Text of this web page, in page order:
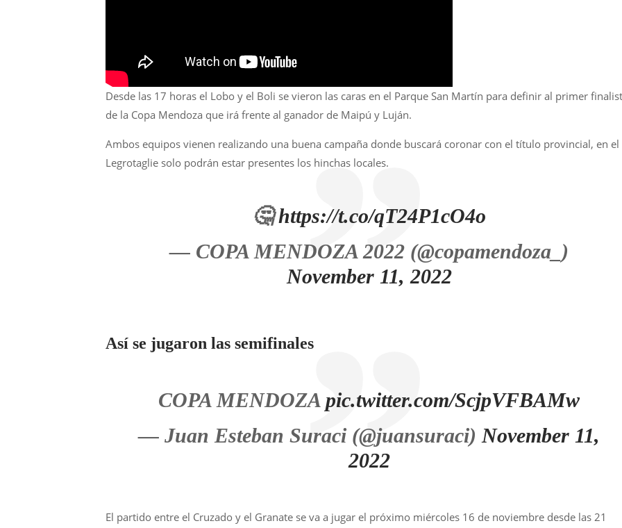
Desde las 17 horas el Lobo y el Boli se vieron las caras en el Parque San Martín para definir al primer
de la Copa Mendoza que irá frente al ganador de Maipú y Luján.
Ambos equipos vienen realizando una buena campaña donde buscará coronar con el título provincial, en el
Legrotaglie solo podrán estar presentes los hinchas locales.
🤔https://t.co/qT24P1cO4o
— COPA MENDOZA 2022 (@copamendoza_)
November 11, 2022
Así se jugaron las semifinales
COPA MENDOZApic.twitter.com/ScjpVFBAMw
— Juan Esteban Suraci (@juansuraci)November 11,
2022
El partido entre el Cruzado y el Granate se va a jugar el próximo miércoles 16 de noviembre desde las 21